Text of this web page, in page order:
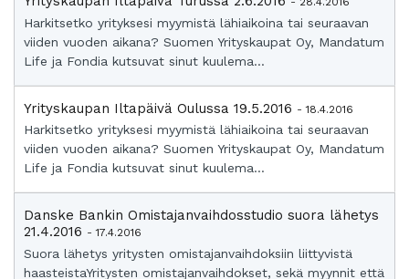
Harkitsetko yrityksesi myymistä lähiaikoina tai seuraavan
viiden vuoden aikana? Suomen Yrityskaupat Oy, Mandatum
Life ja Fondia kutsuvat sinut kuulema...
Yrityskaupan Iltapäivä Oulussa 19.5.2016 - 18.4.2016
Harkitsetko yrityksesi myymistä lähiaikoina tai seuraavan
viiden vuoden aikana? Suomen Yrityskaupat Oy, Mandatum
Life ja Fondia kutsuvat sinut kuulema...
Danske Bankin Omistajanvaihdosstudio suora lähetys
21.4.2016 - 17.4.2016
Suora lähetys yritysten omistajanvaihdoksiin liittyvistä
haasteistaYritysten omistajanvaihdokset, sekä myynnit että